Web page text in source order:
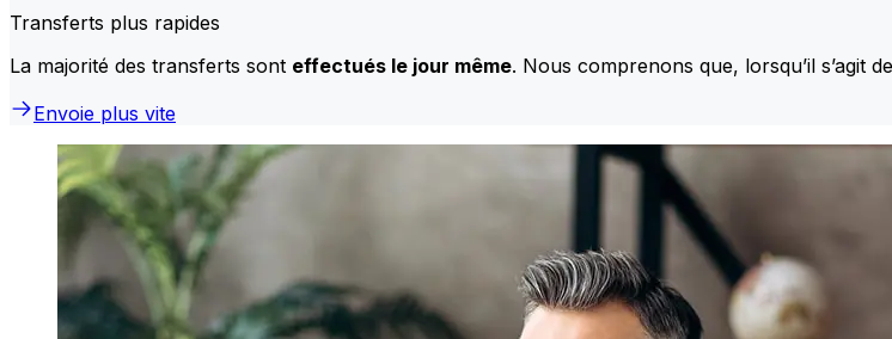
Transferts plus rapides
La majorité des transferts sont effectués le jour même. Nous comprenons que, lorsqu’il s’agit
Envoie plus vite